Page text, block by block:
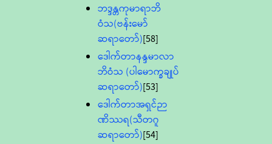
ဘဒ္ဒန္တကုမာရာဘိ
ဝံသ(ဗန်းမော်
ဆရာတော်)[58]
ဒေါက်တာနန္ဒမာလာ
ဘိဝံသ (ပါမောက္ခချုပ်
ဆရာတော်)[53]
ဒေါက်တာအရှင်ဉာ
ဏိဿရ(သီတဂူ
ဆရာတော်)[54]